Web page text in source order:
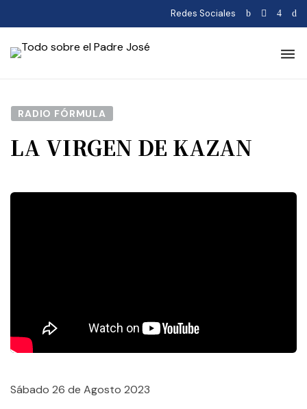
Redes Sociales
RADIO FÓRMULA
LA VIRGEN DE KAZAN
Sábado 26 de Agosto 2023